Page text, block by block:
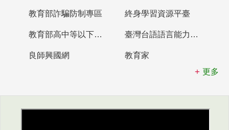
教育部詐騙防制專區 終身學習資源平臺
教育部高中等以下學校及幼兒園教師資格檢定考試 臺灣台語語言能力認證網站
良師興國網
教育家
更多